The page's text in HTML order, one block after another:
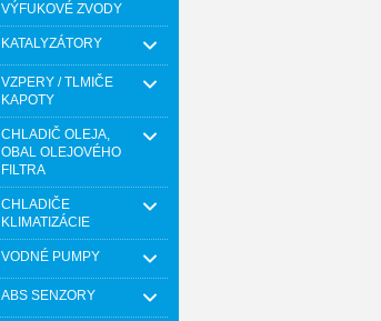
VÝFUKOVÉ ZVODY
KATALYZÁTORY
VZPERY / TLMIČE
KAPOTY
CHLADIČ OLEJA,
OBAL OLEJOVÉHO
FILTRA
CHLADIČE
KLIMATIZÁCIE
VODNÉ PUMPY
ABS SENZORY